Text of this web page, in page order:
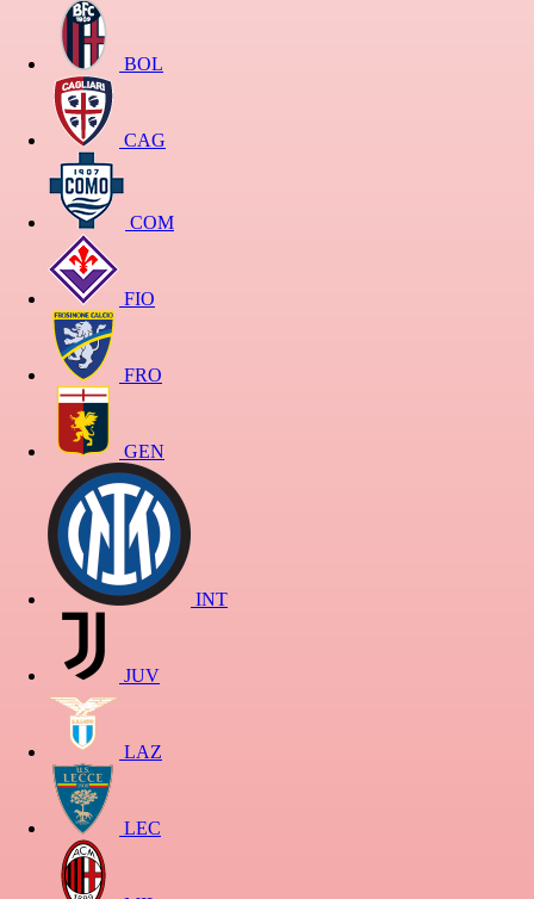
BOL
CAG
COM
FIO
FRO
GEN
INT
JUV
LAZ
LEC